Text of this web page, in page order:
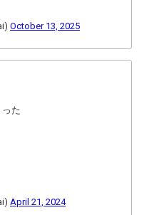
October 13, 2025
た
April 21, 2024